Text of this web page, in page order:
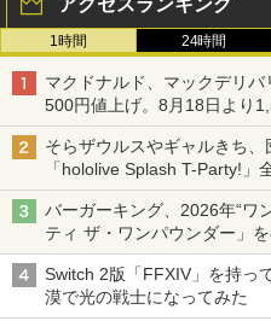
アクセスランキング
1時間 24時間
マクドナルド、マックデリ
500円値上げ。8月18日より
そらザウルスやギャルきち、
「hololive Splash T-Party!」
ライン販売開始
バーガーキング、2026年“ワ
ティ ザ・ワンパウンダー」
「特製ガーリックマヨソー
Switch 2版「FFXIV」を持っ
漠で光の戦士になってみた